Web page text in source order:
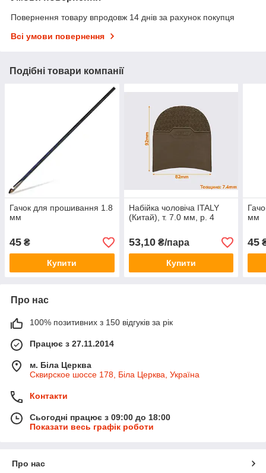
Повернення товару впродовж 14 днів за рахунок покупця
Всі умови повернення
Подібні товари компанії
Гачок для прошивання 1.8
мм
45 ₴
Купити
Набійка чоловіча ITALY
(Китай), т. 7.0 мм, р. 4
53,10₴/пара
Купити
мм
45
Про нас
100% позитивних з 150 відгуків за рік
Працює з 27.11.2014
м. Біла Церква
Сквирское шоссе 178, Біла Церква, Україна
Контакти
Сьогодні працює з 09:00 до 18:00
Показати весь графік роботи
Про нас